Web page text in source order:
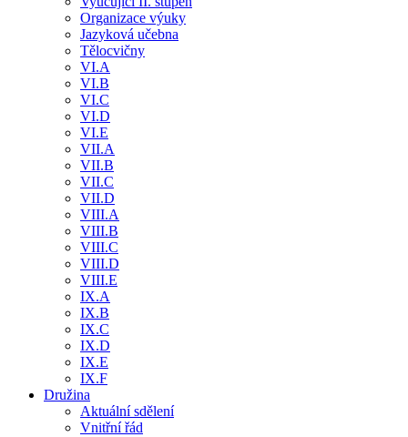
Organizace výuky
Jazyková učebna
Tělocvičny
VI.A
VI.B
VI.C
VI.D
VI.E
VII.A
VII.B
VII.C
VII.D
VIII.A
VIII.B
VIII.C
VIII.D
VIII.E
IX.A
IX.B
IX.C
IX.D
IX.E
IX.F
Družina
Aktuální sdělení
Vnitřní řád